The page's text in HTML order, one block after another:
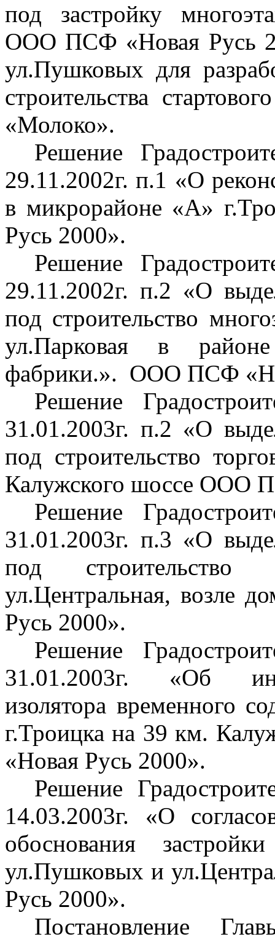
под застройку
ООО ПСФ «Новая Русь
ул.Пушковых для
строительства
«Молоко».
Решение
29.11.2002г. п.1 «О
в микрорайоне «А» г.Т
Русь 2000».
Решение
29.11.2002г. п.2 «О
под строительство
ул.Парковая в
фабрики.». ООО ПСФ
Решение
31.01.2003г. п.2 «О
под строительство
Калужского шоссе ООО
Решение
31.01.2003г. п.3 «О
под
ул.Центральная,
Русь 2000».
Решение
31.01.2003г. «Об
изолятора временного
г.Троицка на 39 км.
«Новая Русь 2000».
Решение
14.03.2003г. «О
обоснования
ул.Пушковых и
Русь 2000».
Постановление